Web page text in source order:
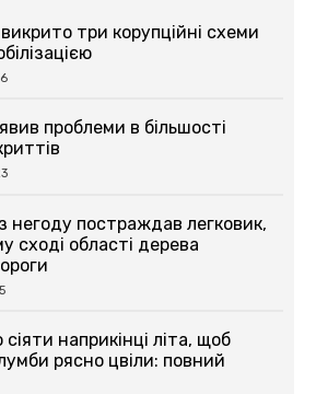
три корупційні схеми
проблеми в більшості
негоду постраждав легковик,
сході області дерева
сіяти наприкінці літа, щоб
рясно цвіли: повний